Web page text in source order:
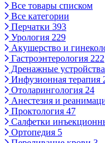
Все товары списком
Все категории
Перчатки 393
Урология 229
Акушерство и
Гастроэнтерология 222
Дренажные устройства
Инфузионная терапия
Отоларингология 24
Анестезия и
Проктология 47
Салфетки
Ортопедия 5